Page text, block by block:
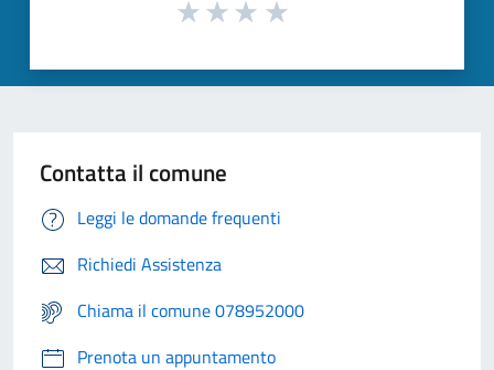
Contatta il comune
Leggi le domande frequenti
Richiedi Assistenza
Chiama il comune 078952000
Prenota un appuntamento